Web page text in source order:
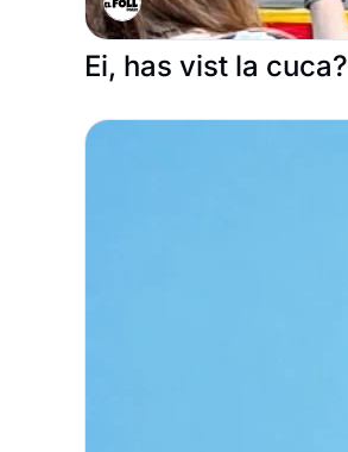
Ei, has vist la cuca?